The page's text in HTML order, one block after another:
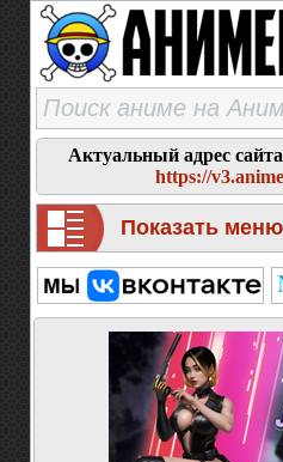
Актуальный адрес
https://
Показать меню